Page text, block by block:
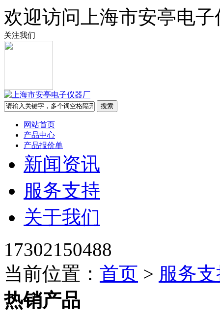
欢迎访问上海市安亭电
关注我们
网站首页
产品中心
产品报价单
新闻资讯
服务支持
关于我们
17302150488
当前位置： 首页 > 服务
热销产品